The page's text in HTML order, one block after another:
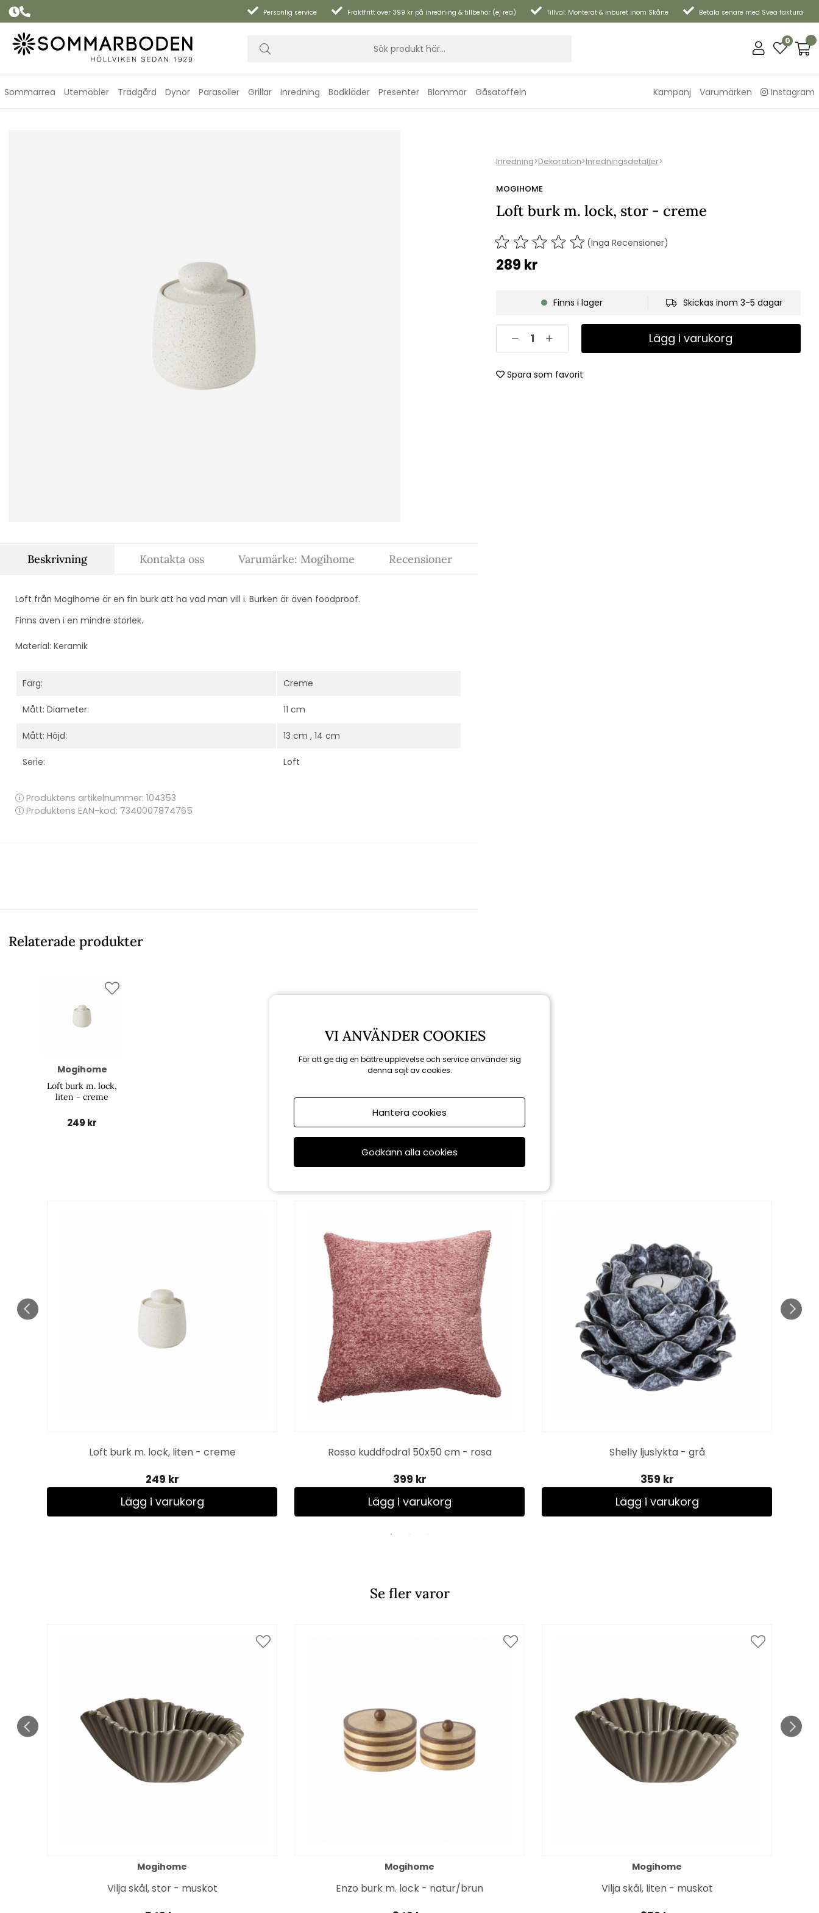
Personlig service Fraktfritt över 399 kr på inredning & tillbehör (ej rea) Tillval: Monterat & inburet inom Skåne Betala senare med Svea faktura
0
Sommarrea Utemöbler Trädgård Dynor Parasoller Grillar Inredning Badkläder Presenter Blommor Gåsatoffeln Kampanj Varumärken Instagram
Inredning>Dekoration>Inredningsdetaljer>
MOGIHOME
Loft burk m. lock, stor - creme
(Inga Recensioner)
289 kr
Finns i lager Skickas inom 3-5 dagar
Lägg i varukorg
Spara som favorit
Beskrivning
Loft från Mogihome är en fin burk att ha vad man vill i. Burken är även foodproof.
Finns även i en mindre storlek.
Material: Keramik
Färg: Creme
Mått: Diameter: 11 cm
Mått: Höjd: 13 cm , 14 cm
Serie: Loft
Produktens artikelnummer: 104353
Produktens EAN-kod: 7340007874765
Kontakta oss Varumärke: Mogihome Recensioner
Relaterade produkter
Mogihome
Loft burk m. lock,
liten - creme
249 kr
Rekommenderade tillbehör
Loft burk m. lock, liten - creme
249 kr
Lägg i varukorg
Rosso kuddfodral 50x50 cm - rosa
399 kr
Lägg i varukorg
Shelly ljuslykta - grå
359 kr
Lägg i varukorg
Se fler varor
Mogihome
Vilja skål, stor - muskot
Mogihome
Enzo burk m. lock - natur/brun
Mogihome
Vilja skål, liten - muskot
VI ANVÄNDER COOKIES
För att ge dig en bättre upplevelse och service använder sig
denna sajt av cookies.
Hantera cookies
Godkänn alla cookies